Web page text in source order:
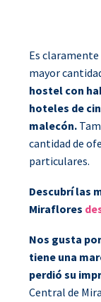
Es
mayor
hostel con
hoteles de
malecón.
cantidad de
particulares.
Descubrí las
Miraflores
Nos gusta
tiene una
perdió su
Central de